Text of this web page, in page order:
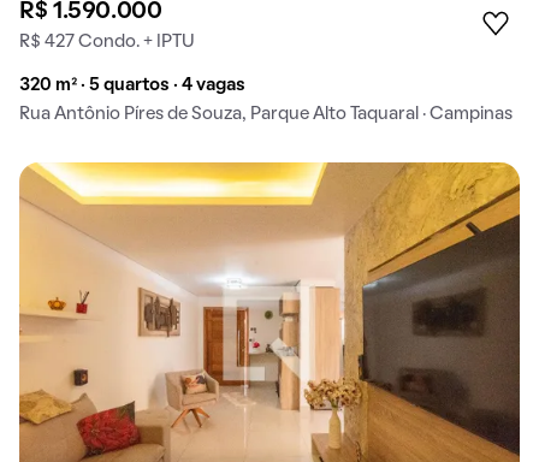
R$ 1.590.000
R$ 427 Condo. + IPTU
320 m² · 5 quartos · 4 vagas
Rua Antônio Píres de Souza, Parque Alto Taquaral · Campinas